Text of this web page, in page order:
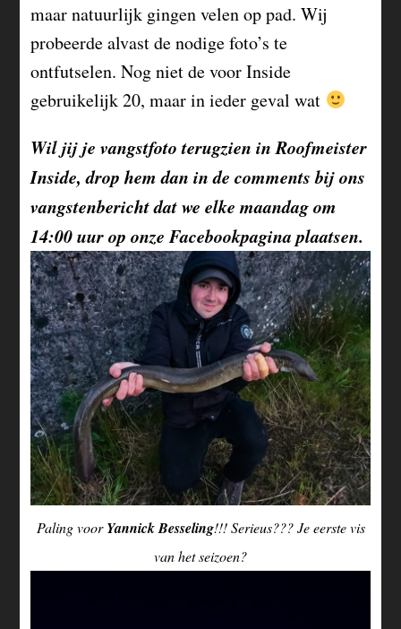
maar natuurlijk gingen velen op pad. Wij
probeerde alvast de nodige foto’s te
ontfutselen. Nog niet de voor Inside
gebruikelijk 20, maar in ieder geval wat
Wil jij je vangstfoto terugzien in Roofmeister
Inside, drop hem dan in de comments bij ons
vangstenbericht dat we elke maandag om
14:00 uur op onze Facebookpagina plaatsen.
Paling voorYannick Besseling!!! Serieus??? Je eerste vis
van het seizoen?